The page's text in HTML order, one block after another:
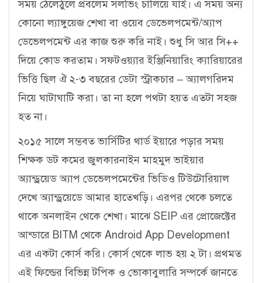
সময় ঠেলেঠুলে প্রবলেম সলভিং চালিয়ে যাই। এ সময় অন্য
কোনো ল্যাঙ্গুয়েজ শেখা বা ওয়েব ডেভেলপমেন্ট/অ্যাপ
ডেভেলপমেন্ট এর কাজ শুরু করি নাই। শুধু সি আর সি++
দিয়ে কোড করতাম। সফটওয়্যার ইঞ্জিনিয়ারিং ক্যারিয়ারের
ভিত্তি ছিল ঐ ২-৩ বছরের ডেটা স্ট্রাকচার – অ্যালগরিদম
নিয়ে ঘাটাঘাটি করা। তা না হলে পথটা হয়ত এতটা সহজ
হত না।
২০১৫ সালে সম্ভবত ভার্সিটির থার্ড ইয়ারে পড়ার সময়
শিক্ষক ডট কমের জুলকারনাইন মাহমুদ ভাইয়ার
অ্যান্ড্রয়েড অ্যাপ ডেভেলপমেন্টের ভিডিও টিউটোরিয়াল
দেখে অ্যান্ড্রয়েডে আমার হাতেখড়ি। এরপর থেকে চলতে
থাকে অনলাইন থেকে শেখা। মাঝে SEIP এর প্রোজেক্টের
আন্ডারে BITM থেকে Android App Development
এর একটা কোর্স করি। কোর্স থেকে লাভ হয় ২ টা। প্রথমত
এই ফিল্ডের বিভিন্ন টপিক ও ভোকাবুলারি সম্পর্কে জানতে